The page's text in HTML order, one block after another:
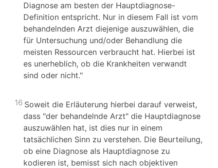
Diagnose am besten der Hauptdiagnose-
Definition entspricht. Nur in diesem Fall ist vom
behandelnden Arzt diejenige auszuwählen, die
für Untersuchung und/oder Behandlung die
meisten Ressourcen verbraucht hat. Hierbei ist
es unerheblich, ob die Krankheiten verwandt
sind oder nicht."
16 Soweit die Erläuterung hierbei darauf verweist,
dass "der behandelnde Arzt" die Hauptdiagnose
auszuwählen hat, ist dies nur in einem
tatsächlichen Sinn zu verstehen. Die Beurteilung,
ob eine Diagnose als Hauptdiagnose zu
kodieren ist, bemisst sich nach objektiven